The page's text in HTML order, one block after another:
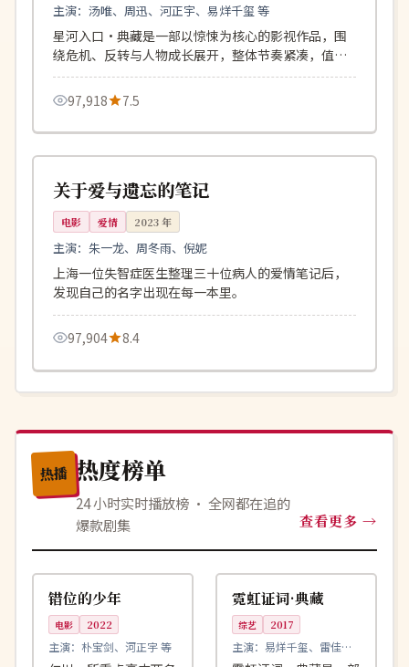
主演：汤唯、周迅、河正宇、易烊千玺 等
星河入口·典藏是一部以惊悚为核心的影视作品，围
绕危机、反转与人物成长展开，整体节奏紧凑，值得
推荐观看。
97,918
7.5
中国
4K 114分钟
关于爱与遗忘的笔记
电影 爱情 2023年
主演：朱一龙、周冬雨、倪妮
上海一位失智症医生整理三十位病人的爱情笔记后，
发现自己的名字出现在每一本里。
97,904 8.4
热播 热度榜单
24 小时实时播放榜 · 全网都在追的
爆款剧集
查看更多
韩国
99:10
错位的少年
电影 2022
主演： 朴宝剑、河正宇 等
韩国
99:59
霓虹证词·典藏
综艺 2017
主演： 易烊千玺、雷佳音
等